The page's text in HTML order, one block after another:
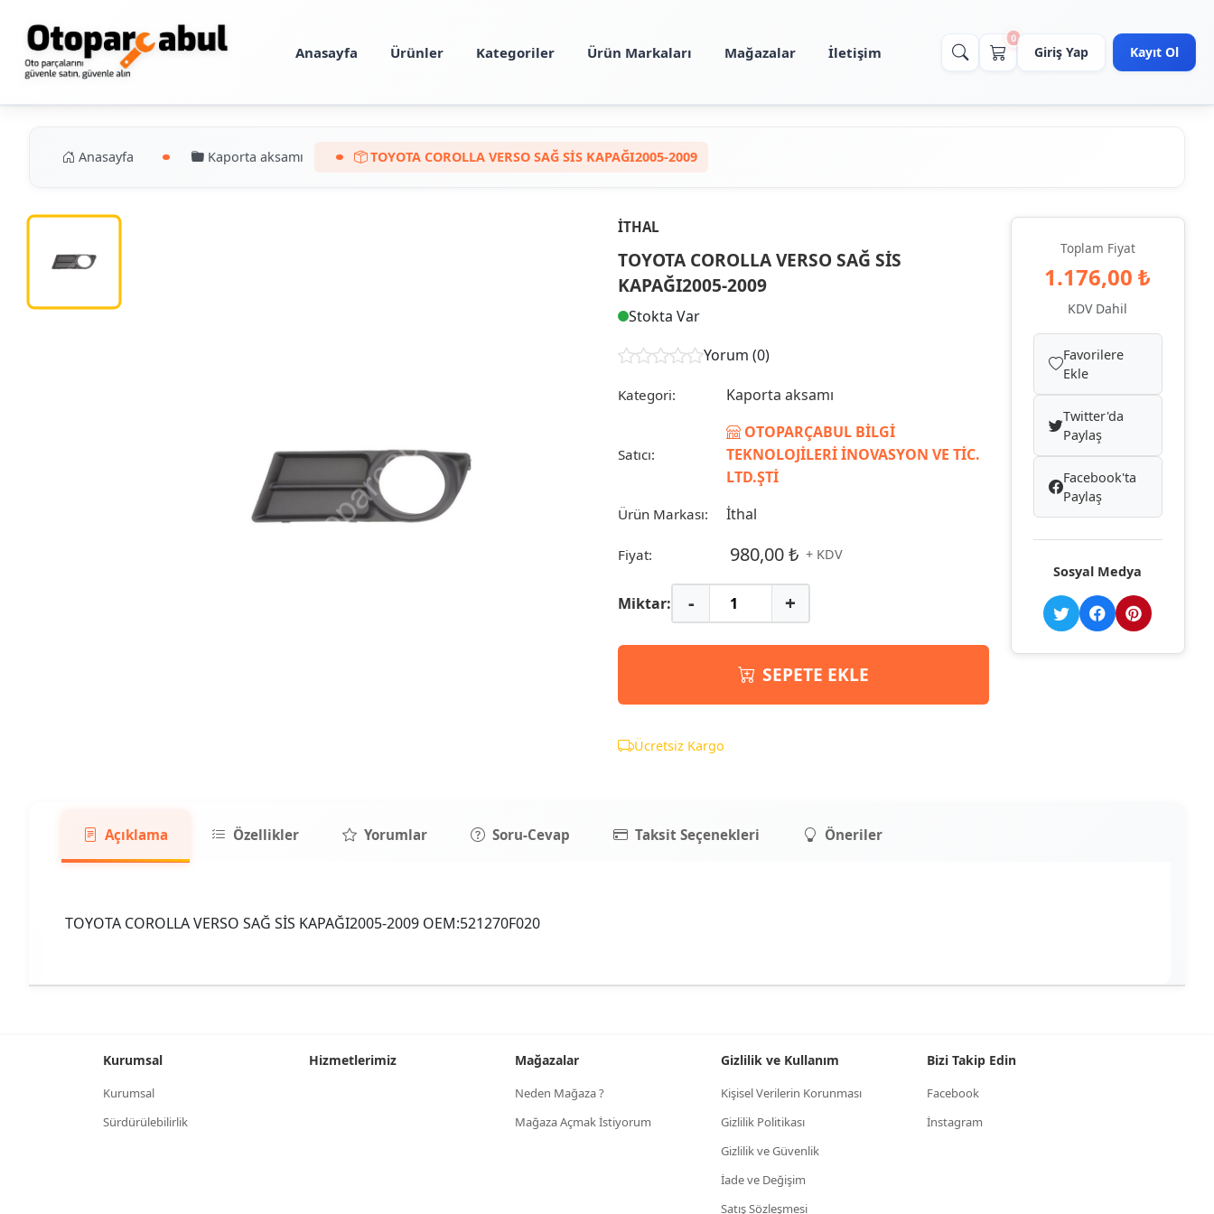
Anasayfa Ürünler Kategoriler Ürün Markaları Mağazalar İletişim
0
Giriş Yap Kayıt Ol
Anasayfa Kaporta aksamı TOYOTA COROLLA VERSO SAĞ SİS KAPAĞI2005-2009
İTHAL
TOYOTA COROLLA VERSO SAĞ SİS
KAPAĞI2005-2009
Stokta Var
Yorum (0)
Kategori: Kaporta aksamı
Satıcı:
OTOPARÇABUL BİLGİ
TEKNOLOJİLERİ İNOVASYON VE TİC.
LTD.ŞTİ
Ürün Markası: İthal
Fiyat: 980,00 ₺ + KDV
Miktar: - +
SEPETE EKLE
Ücretsiz Kargo
Toplam Fiyat
1.176,00 ₺
KDV Dahil
Favorilere
Ekle
Twitter'da
Paylaş
Facebook'ta
Paylaş
Sosyal Medya
Açıklama Özellikler Yorumlar Soru-Cevap Taksit Seçenekleri Öneriler
TOYOTA COROLLA VERSO SAĞ SİS KAPAĞI2005-2009 OEM:521270F020
Kurumsal
Kurumsal
Sürdürülebilirlik
Hizmetlerimiz Mağazalar
Neden Mağaza ?
Mağaza Açmak İstiyorum
Gizlilik ve Kullanım
Kişisel Verilerin Korunması
Gizlilik Politikası
Gizlilik ve Güvenlik
İade ve Değişim
Satış Sözleşmesi
Bizi Takip Edin
Facebook
İnstagram